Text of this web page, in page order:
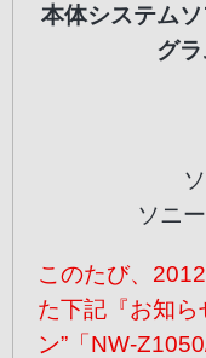
本体システム
グ
ソニ
このたび、
た下記『お知ら
ン”「NW-